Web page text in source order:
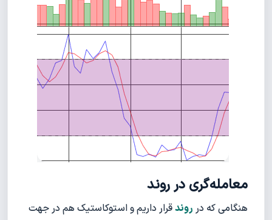
معامله‌گری در روند
هنگامی که در روندقرار داریم و استوکاستیک هم در جهت